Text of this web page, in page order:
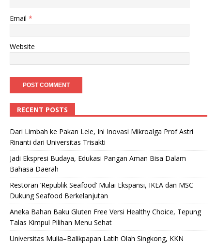
Email *
Website
RECENT POSTS
Dari Limbah ke Pakan Lele, Ini Inovasi Mikroalga Prof Astri
Rinanti dari Universitas Trisakti
Jadi Ekspresi Budaya, Edukasi Pangan Aman Bisa Dalam
Bahasa Daerah
Restoran ‘Republik Seafood’ Mulai Ekspansi, IKEA dan MSC
Dukung Seafood Berkelanjutan
Aneka Bahan Baku Gluten Free Versi Healthy Choice, Tepung
Talas Kimpul Pilihan Menu Sehat
Universitas Mulia–Balikpapan Latih Olah Singkong, KKN